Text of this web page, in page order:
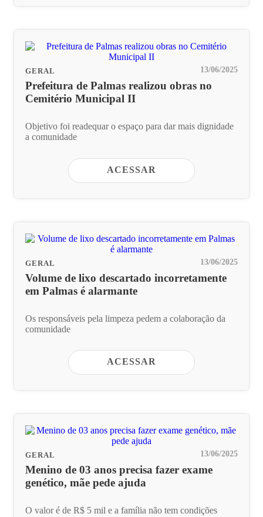
GERAL 13/06/2025
Prefeitura de Palmas realizou obras no
Cemitério Municipal II
Objetivo foi readequar o espaço para dar mais dignidade
a comunidade
ACESSAR
GERAL 13/06/2025
Volume de lixo descartado incorretamente
em Palmas é alarmante
Os responsáveis pela limpeza pedem a colaboração da
comunidade
ACESSAR
GERAL 13/06/2025
Menino de 03 anos precisa fazer exame
genético, mãe pede ajuda
O valor é de R$ 5 mil e a família não tem condições